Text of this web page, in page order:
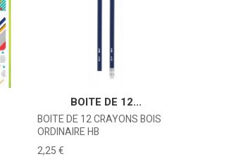
BOITE DE 12...
BOITE DE 12 CRAYONS BOIS
ORDINAIRE HB
2,25 €